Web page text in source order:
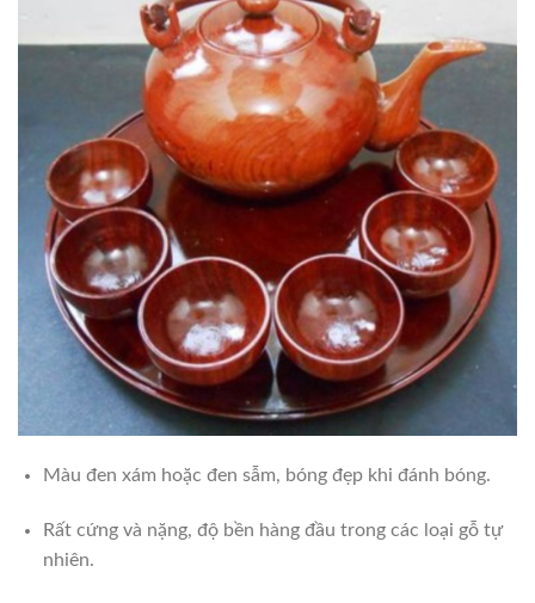
Màu đen xám hoặc đen sẫm, bóng đẹp khi đánh bóng.
Rất cứng và nặng, độ bền hàng đầu trong các loại gỗ tự
nhiên.